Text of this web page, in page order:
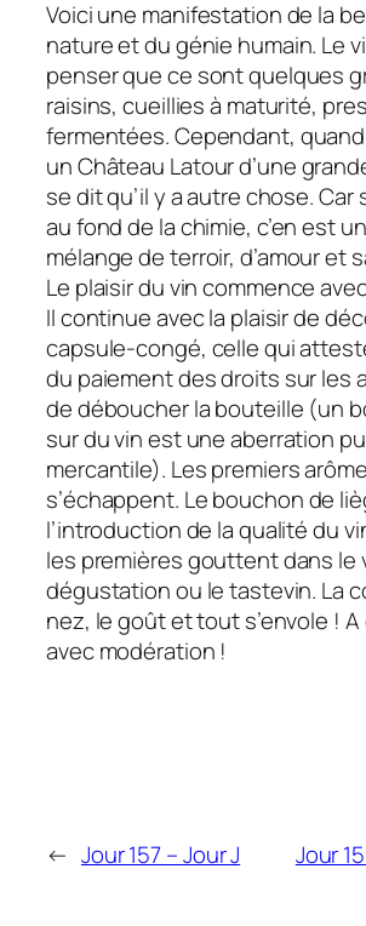
Voici une manifestation de la
nature et du génie humain. Le
penser que ce sont quelques
raisins, cueillies à maturité,
fermentées. Cependant,
un Château Latour d’une
se dit qu’il y a autre chose. Car
au fond de la chimie, c’en est
mélange de terroir, d’amour et
Le plaisir du vin commence
Il continue avec la plaisir de
capsule-congé, celle qui
du paiement des droits sur les
de déboucher la bouteille (un
sur du vin est une aberration
mercantile). Les premiers
s’échappent. Le bouchon de
l’introduction de la qualité du
les premières gouttent dans le
dégustation ou le tastevin. La
nez, le goût et tout s’envole !
avec modération !
← Jour 157 – Jour J Jour